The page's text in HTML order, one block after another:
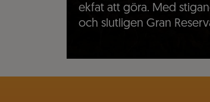
ekfat att göra. Med
och slutligen Gran